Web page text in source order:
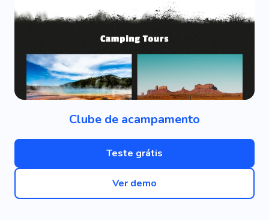
Clube de acampamento
Teste grátis
Ver demo